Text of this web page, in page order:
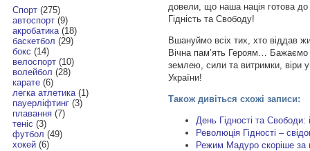
Спорт(275)
автоспорт(9)
акробатика(18)
баскетбол (29)
бокс (14)
велоспорт(10)
волейбол (28)
карате(6)
легка атлетика(1)
пауерліфтинг(3)
плавання(7)
теніс (3)
футбол (49)
хокей(6)
довели, що наша нація готова до
Гідність та Свободу!
Вшануймо всіх тих, хто віддав
Вічна пам’ять Героям… Бажаємо
землею, сили та витримки, віри
України!
Також дивіться схожі записи:
День Гідності та Свободи:
Революція Гідності –
Режим Мадуро скоріше за